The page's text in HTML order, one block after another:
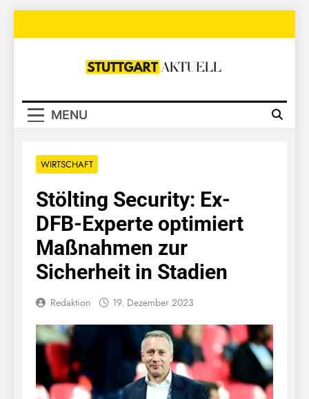
Stuttgart
MENU
WIRTSCHAFT
Stölting Security: Ex-
DFB-Experte optimiert
Maßnahmen zur
Sicherheit in Stadien
Redaktion 19. Dezember 2023